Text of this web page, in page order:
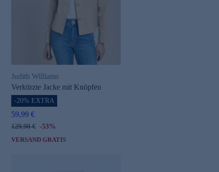
Judith Williams
Verkürzte Jacke mit Knöpfen
-20% EXTRA
59,99 €
129,98 € -53%
VERSAND GRATIS